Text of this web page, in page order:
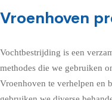
Vroenhoven
Vochtbestrijding is een
methodes die we gebruiken
Vroenhoven te verhelpen en